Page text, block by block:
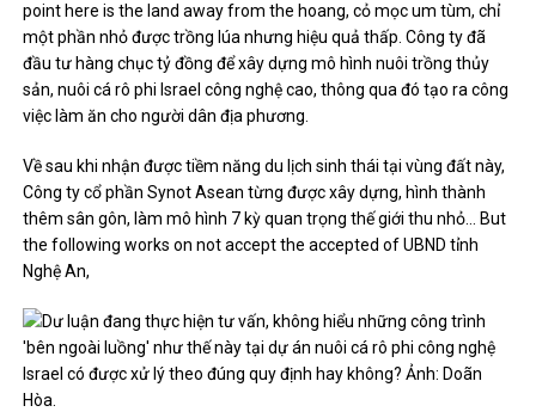
point here is the land away from the hoang, cỏ mọc um tùm, chỉ
một phần nhỏ được trồng lúa nhưng hiệu quả thấp. Công ty đã
đầu tư hàng chục tỷ đồng để xây dựng mô hình nuôi trồng thủy
sản, nuôi cá rô phi Israel công nghệ cao, thông qua đó tạo ra công
việc làm ăn cho người dân địa phương.
Về sau khi nhận được tiềm năng du lịch sinh thái tại vùng đất này,
Công ty cổ phần Synot Asean từng được xây dựng, hình thành
thêm sân gôn, làm mô hình 7 kỳ quan trọng thế giới thu nhỏ… But
the following works on not accept the accepted of UBND tỉnh
Nghệ An,